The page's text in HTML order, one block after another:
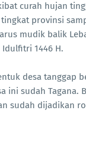
curah hujan
provinsi
mudik balik
Idulfitri 1446 H.
desa tanggap
ini sudah Tagana.
sudah dijadikan